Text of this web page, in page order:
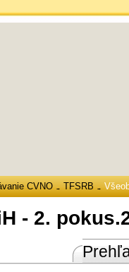
CVNO → TFSRB →
- 2.